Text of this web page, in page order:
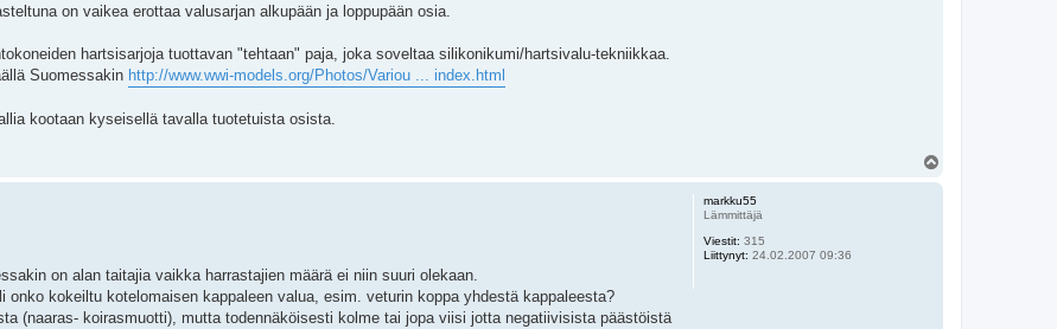
on vaikea erottaa valusarjan alkupään ja loppupään osia.
hartsisarjoja tuottavan "tehtaan" paja, joka soveltaa silikonikumi/hartsivalu-tekniikkaa.
Suomessakin http://www.wwi-models.org/Photos/Variou ... index.html
kootaan kyseisellä tavalla tuotetuista osista.
markku55
Lämmittäjä
Viestit: 315
Liittynyt: 24.02.2007 09:36
on alan taitajia vaikka harrastajien määrä ei niin suuri olekaan.
kokeiltu kotelomaisen kappaleen valua, esim. veturin koppa yhdestä kappaleesta?
(naaras- koirasmuotti), mutta todennäköisesti kolme tai jopa viisi jotta negatiivisista päästöistä